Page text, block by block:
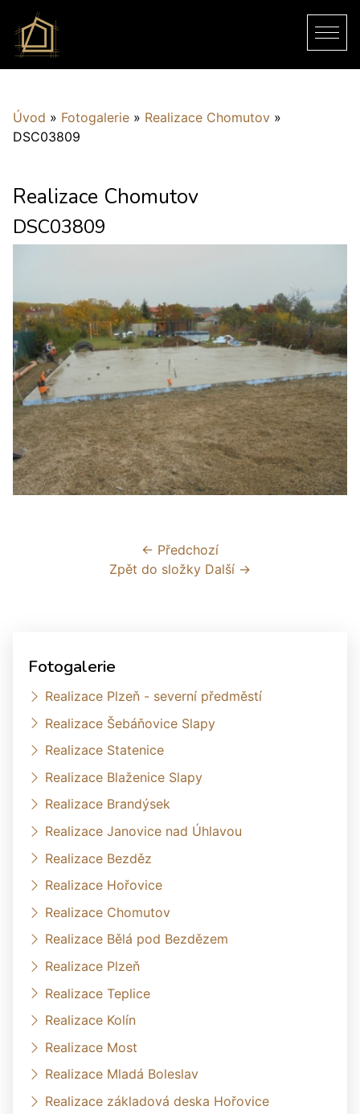
Úvod » Fotogalerie » Realizace Chomutov »
DSC03809
Realizace Chomutov
DSC03809
← Předchozí
Zpět do složky Další →
Fotogalerie
Realizace Plzeň - severní předměstí
Realizace Šebáňovice Slapy
Realizace Statenice
Realizace Blaženice Slapy
Realizace Brandýsek
Realizace Janovice nad Úhlavou
Realizace Bezděz
Realizace Hořovice
Realizace Chomutov
Realizace Bělá pod Bezdězem
Realizace Plzeň
Realizace Teplice
Realizace Kolín
Realizace Most
Realizace Mladá Boleslav
Realizace základová deska Hořovice